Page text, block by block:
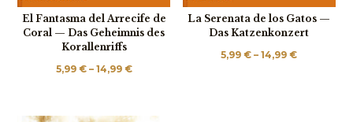
El Fantasma del Arrecife de
Coral — Das Geheimnis des
Korallenriffs
5,99 € – 14,99 €Preisspanne:
La Serenata de los Gatos —
Das Katzenkonzert
5,99€ –14,99€